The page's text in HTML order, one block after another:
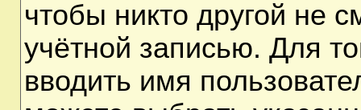
чтобы никто другой не
учётной записью. Для
вводить имя